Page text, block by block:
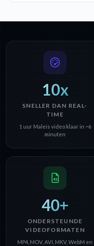
10x
SNELLER DAN REAL-
TIME
1 uur Maleis video klaar in ~6
minuten
40+
ONDERSTEUNDE
VIDEOFORMATEN
MP4, MOV, AVI, MKV, WebM en